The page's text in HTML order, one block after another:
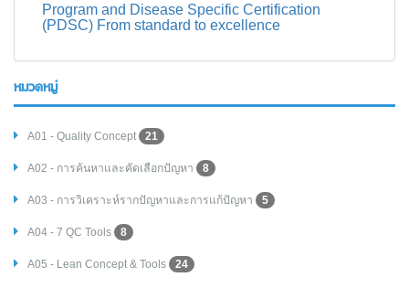
Program and Disease Specific Certification
(PDSC) From standard to excellence
หมวดหมู่
A01 - Quality Concept 21
A02 - การค้นหาและคัดเลือกปัญหา 8
A03 - การวิเคราะห์รากปัญหาและการแก้ปัญหา 5
A04 - 7 QC Tools 8
A05 - Lean Concept & Tools 24